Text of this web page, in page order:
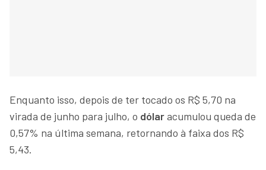
Enquanto isso, depois de ter tocado os R$ 5,70 na
virada de junho para julho, o dólaracumulou queda de
0,57% na última semana, retornando à faixa dos R$
5,43.